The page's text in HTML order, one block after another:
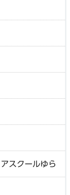
スクールゆら